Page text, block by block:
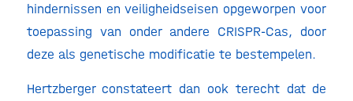
hindernissen en veiligheidseisen opgeworpen voor
toepassing van onder andere CRISPR-Cas, door
deze als genetische modificatie te bestempelen.
Hertzberger constateert dan ook terecht dat de